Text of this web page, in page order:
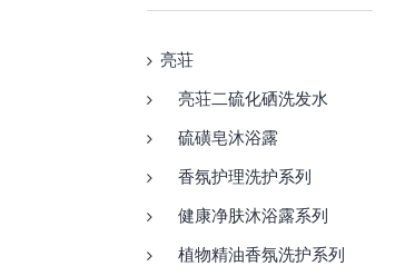
亮荘
亮荘二硫化硒洗发水
硫磺皂沐浴露
香氛护理洗护系列
健康净肤沐浴露系列
植物精油香氛洗护系列